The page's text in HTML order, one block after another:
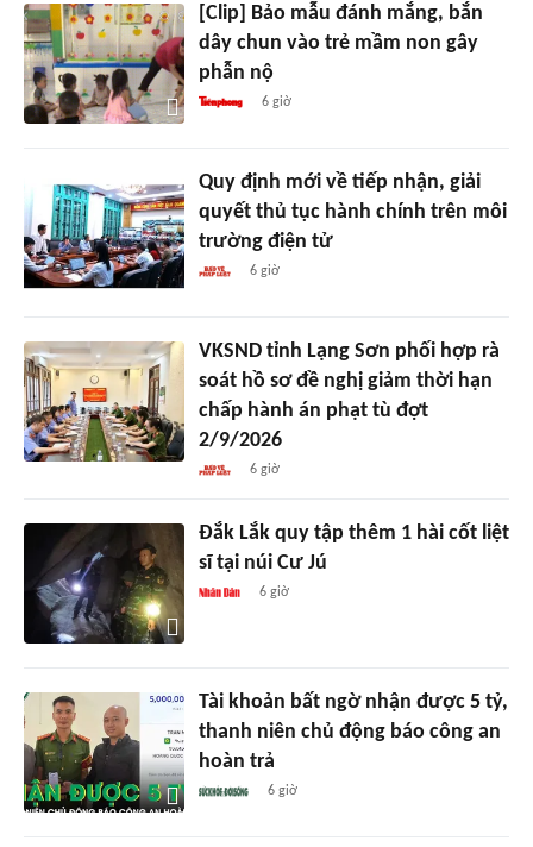
[Clip] Bảo mẫu đánh mắng, bắn
dây chun vào trẻ mầm non gây
phẫn nộ
6 giờ
Quy định mới về tiếp nhận, giải
quyết thủ tục hành chính trên môi
trường điện tử
6 giờ
VKSND tỉnh Lạng Sơn phối hợp rà
soát hồ sơ đề nghị giảm thời hạn
chấp hành án phạt tù đợt
2/9/2026
6 giờ
Đắk Lắk quy tập thêm 1 hài cốt liệt
sĩ tại núi Cư Jú
6 giờ
Tài khoản bất ngờ nhận được 5 tỷ,
thanh niên chủ động báo công an
hoàn trả
6 giờ